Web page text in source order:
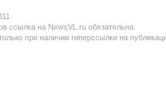
ссылка на NewsVL.ru обязательна.
при наличии гиперссылки на